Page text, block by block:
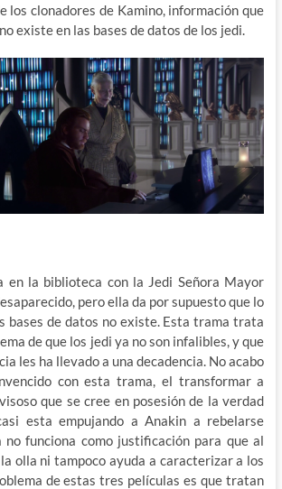
los clonadores de Kamino, información que
existe en las bases de datos de los jedi.
en la biblioteca con la Jedi Señora Mayor
pero ella da por supuesto que lo
bases de datos no existe. Esta trama trata
de que los jedi ya no son infalibles, y que
les ha llevado a una decadencia. No acabo
con esta trama, el transformar a
que se cree en posesión de la verdad
esta empujando a Anakin a rebelarse
funciona como justificación para que al
olla ni tampoco ayuda a caracterizar a los
de estas tres películas es que tratan